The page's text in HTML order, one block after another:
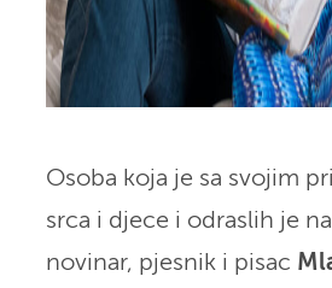
Osoba koja je sa svojim
srca i djece i odraslih je
novinar, pjesnik i pisac